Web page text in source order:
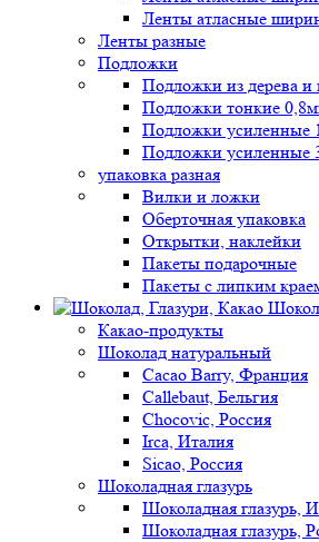
Ленты атласные
Ленты разные
Подложки
Подложки из дерева и
Подложки тонкие
Подложки усиленные
Подложки усиленные
упаковка разная
Вилки и ложки
Оберточная упаковка
Открытки, наклейки
Пакеты подарочные
Пакеты с липким
Какао-продукты
Шоколад натуральный
Cacao Barry, Франция
Callebaut, Бельгия
Chocovic, Россия
Irca, Италия
Sicao, Россия
Шоколадная глазурь
Шоколадная глазурь,
Шоколадная глазурь,